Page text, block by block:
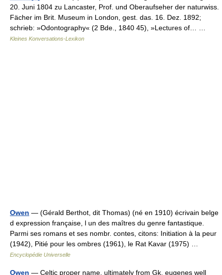
20. Juni 1804 zu Lancaster, Prof. und Oberaufseher der naturwiss.
Fächer im Brit. Museum in London, gest. das. 16. Dez. 1892;
schrieb: »Odontography« (2 Bde., 1840 45), »Lectures of… …
Kleines Konversations-Lexikon
Owen — (Gérald Berthot, dit Thomas) (né en 1910) écrivain belge
d expression française, l un des maîtres du genre fantastique.
Parmi ses romans et ses nombr. contes, citons: Initiation à la peur
(1942), Pitié pour les ombres (1961), le Rat Kavar (1975) …
Encyclopédie Universelle
Owen — Celtic proper name, ultimately from Gk. eugenes well